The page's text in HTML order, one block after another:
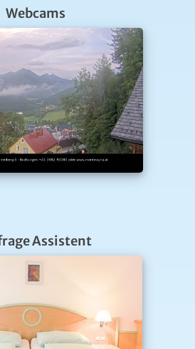
Webcams
Assistent